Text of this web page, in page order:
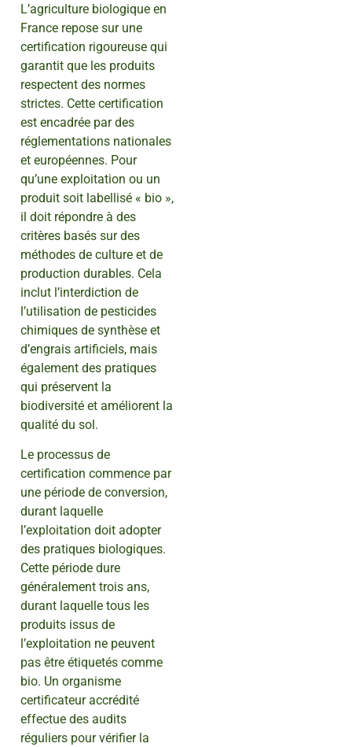
L’agriculture biologique en
France repose sur une
certification rigoureuse qui
garantit que les produits
respectent des normes
strictes. Cette certification
est encadrée par des
réglementations nationales
et européennes. Pour
qu’une exploitation ou un
produit soit labellisé « bio »,
il doit répondre à des
critères basés sur des
méthodes de culture et de
production durables. Cela
inclut l’interdiction de
l’utilisation de pesticides
chimiques de synthèse et
d’engrais artificiels, mais
également des pratiques
qui préservent la
biodiversité et améliorent la
qualité du sol.
Le processus de
certification commence par
une période de conversion,
durant laquelle
l’exploitation doit adopter
des pratiques biologiques.
Cette période dure
généralement trois ans,
durant laquelle tous les
produits issus de
l’exploitation ne peuvent
pas être étiquetés comme
bio. Un organisme
certificateur accrédité
effectue des audits
réguliers pour vérifier la